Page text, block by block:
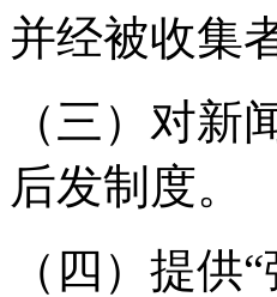
并经被收集
（三）对
后发制度。
（四）提供